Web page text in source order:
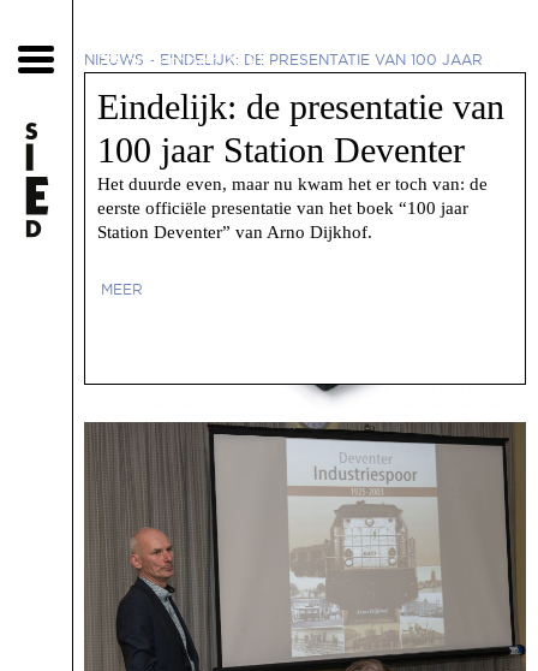
NIEUWS - EINDELIJK: DE PRESENTATIE VAN 100 JAAR
28 november 2021
Eindelijk: de presentatie van
100 jaar Station Deventer
Het duurde even, maar nu kwam het er toch van: de
eerste officiële presentatie van het boek “100 jaar
Station Deventer” van Arno Dijkhof.
MEER